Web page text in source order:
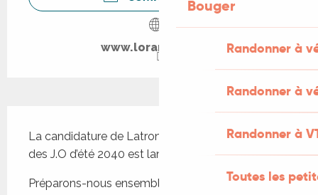
Bouger
Randonner à
Randonner à
Randonner à
Toutes les
www.lorangefluo.fr
La candidature de Latronquière à l’organisation
des J.O d’été 2040 est lancée !
Préparons-nous ensemble tout au long de l’année